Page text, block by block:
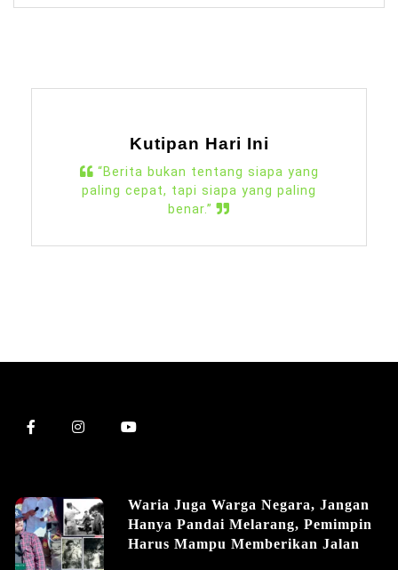
Kutipan Hari Ini
“Berita bukan tentang siapa yang
paling cepat, tapi siapa yang paling
benar.”
Waria Juga Warga Negara, Jangan
Hanya Pandai Melarang, Pemimpin
Harus Mampu Memberikan Jalan